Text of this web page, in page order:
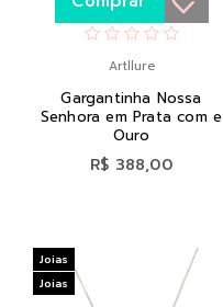
Artllure
Gargantinha Nossa
Senhora em Prata com e
Ouro
R$ 388,00
Joias
Joias